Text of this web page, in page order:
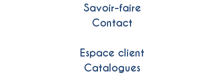
Savoir-faire
Contact
Espace client
Catalogues